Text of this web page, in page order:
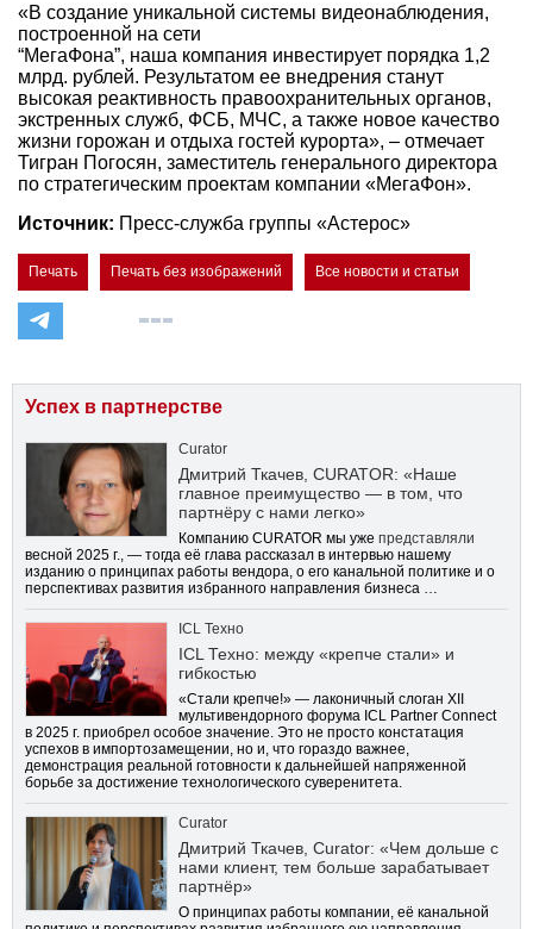
«В создание уникальной системы видеонаблюдения,
построенной на сети
“МегаФона”, наша компания инвестирует порядка 1,2
млрд. рублей. Результатом ее внедрения станут
высокая реактивность правоохранительных органов,
экстренных служб, ФСБ, МЧС, а также новое качество
жизни горожан и отдыха гостей курорта», – отмечает
Тигран Погосян, заместитель генерального директора
по стратегическим проектам компании «МегаФон».
Источник: Пресс-служба группы «Астерос»
Печать Печать без изображений Все новости и статьи
Успех в партнерстве
Curator
Дмитрий Ткачев, CURATOR: «Наше
главное преимущество — в том, что
партнёру с нами легко»
Компанию CURATOR мы уже представляли
весной 2025 г., — тогда её глава рассказал в интервью нашему
изданию о принципах работы вендора, о его канальной политике и о
перспективах развития избранного направления бизнеса …
ICL Техно
ICL Техно: между «крепче стали» и
гибкостью
«Стали крепче!» — лаконичный слоган XII
мультивендорного форума ICL Partner Connect
в 2025 г. приобрел особое значение. Это не просто констатация
успехов в импортозамещении, но и, что гораздо важнее,
демонстрация реальной готовности к дальнейшей напряженной
борьбе за достижение технологического суверенитета.
Curator
Дмитрий Ткачев, Curator: «Чем дольше с
нами клиент, тем больше зарабатывает
партнёр»
О принципах работы компании, её канальной